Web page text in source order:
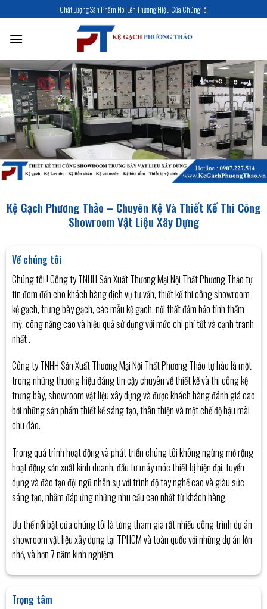
to
content
Chất Lượng Sản Phẩm Nói Lên Thương Hiệu Của Chúng Tôi
Kệ Gạch Phương Thảo – Chuyên Kệ Và Thiết Kế Thi Công
Showroom Vật Liệu Xây Dựng
Về chúng tôi
Chúng tôi ! Công ty TNHH Sản Xuất Thương Mại Nội Thất Phương Thảo tự
tin đem đến cho khách hàng dịch vụ tư vấn, thiết kế thi công showroom
kệ gạch, trưng bày gạch, các mẫu kệ gạch, nội thất đảm bảo tính thẩm
mỹ, công năng cao và hiệu quả sử dụng với mức chi phí tốt và cạnh tranh
nhất .
Công ty TNHH Sản Xuất Thương Mại Nội Thất Phương Thảo tự hào là một
trong những thương hiệu đáng tin cậy chuyên về thiết kế và thi công kệ
trưng bày, showroom vật liệu xây dựng và được khách hàng đánh giá cao
bởi những sản phẩm thiết kế sáng tạo, thân thiện và một chế độ hậu mãi
chu đáo.
Trong quá trình hoạt động và phát triển chúng tôi không ngừng mở rộng
hoạt động sản xuất kinh doanh, đầu tư máy móc thiết bị hiện đại, tuyển
dụng và đào tạo đội ngũ nhân sự với trình độ tay nghề cao và giàu sức
sáng tạo, nhằm đáp ứng những nhu cầu cao nhất từ khách hàng.
Ưu thế nổi bật của chúng tôi là từng tham gia rất nhiều công trình dự án
showroom vật liệu xây dựng tại TPHCM và toàn quốc với những dự án lớn
nhỏ, và hơn 7 năm kinh nghiệm.
Trọng tâm